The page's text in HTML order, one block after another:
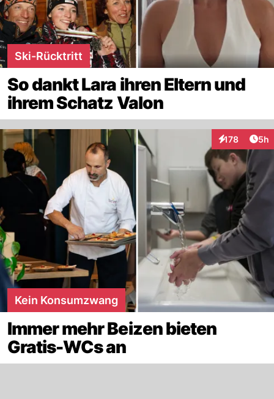
Ski-Rücktritt
So dankt Lara ihren Eltern und
ihrem Schatz Valon
178
Interaktionen
5h
Kein Konsumzwang
Immer mehr Beizen bieten
Gratis-WCs an